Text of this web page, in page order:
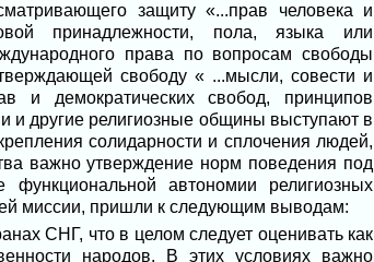
защиту «...прав человека и
принадлежности, пола, языка или
права по вопросам свободы
свободу « ...мысли, совести и
и демократических свобод, принципов
и другие религиозные общины выступают в
солидарности и сплочения людей,
важно утверждение норм поведения под
автономии религиозных
миссии, пришли к следующим выводам:
СНГ, что в целом следует оценивать как
народов. В этих условиях важно